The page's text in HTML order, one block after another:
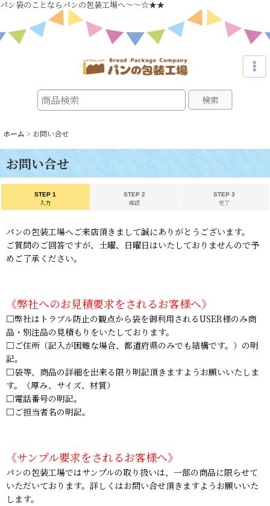
パン袋のことならパンの包装工場へ～～☆★★
検索
ホーム > お問い合せ
お問い合せ
STEP 1
入力
STEP 2
確認
STEP 3
完了
パンの包装工場へご来店頂きまして誠にありがとうございます。
ご質問のご回答ですが、土曜、日曜日はいたしておりませんので予
めご了承ください。
《弊社へのお見積要求をされるお客様へ》
□弊社はトラブル防止の観点から袋を御利用されるUSER様のみ商
品・別注品の見積もりをいたしております。
□ご住所（記入が困難な場合、都道府県のみでも結構です。）の明
記。
□袋等、商品の詳細を出来る限り明記頂きますようお願いいたしま
す。（厚み、サイズ、材質）
□電話番号の明記。
□ご担当者名の明記。
《サンプル要求をされるお客様へ》
パンの包装工場ではサンプルの取り扱いは、一部の商品に限らせて
いただいております。詳しくはお問い合せ頂きますようお願いいた
します。